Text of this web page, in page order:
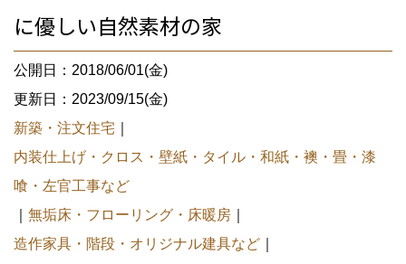
に優しい自然素材の家
公開日：2018/06/01(金)
更新日：2023/09/15(金)
新築・注文住宅
内装仕上げ・クロス・壁紙・タイル・和紙・襖・畳・漆
喰・左官工事など
無垢床・フローリング・床暖房
造作家具・階段・オリジナル建具など